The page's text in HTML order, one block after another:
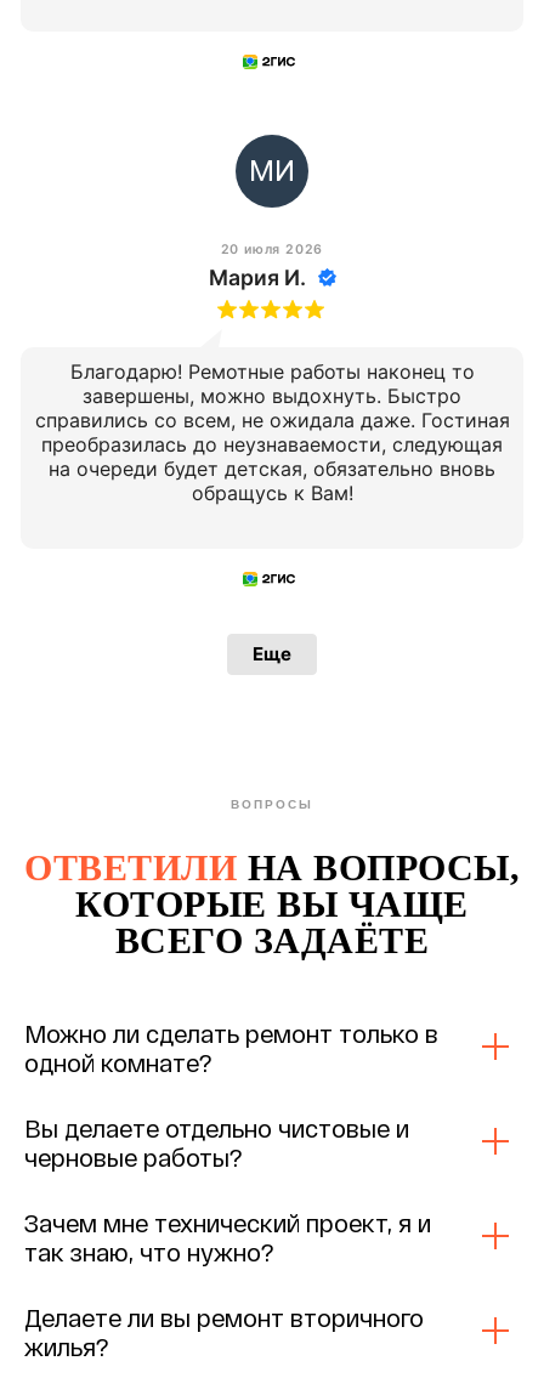
МИ
20 июля 2026
Мария И.
Благодарю! Ремотные работы наконец то
завершены, можно выдохнуть. Быстро
справились со всем, не ожидала даже. Гостиная
преобразилась до неузнаваемости, следующая
на очереди будет детская, обязательно вновь
обращусь к Вам!
Еще
ВОПРОСЫ
ОТВЕТИЛИ НА ВОПРОСЫ,
КОТОРЫЕ ВЫ ЧАЩЕ
ВСЕГО ЗАДАЁТЕ
Можно ли сделать ремонт только в
одной комнате?
Вы делаете отдельно чистовые и
черновые работы?
Зачем мне технический проект, я и
так знаю, что нужно?
Делаете ли вы ремонт вторичного
жилья?